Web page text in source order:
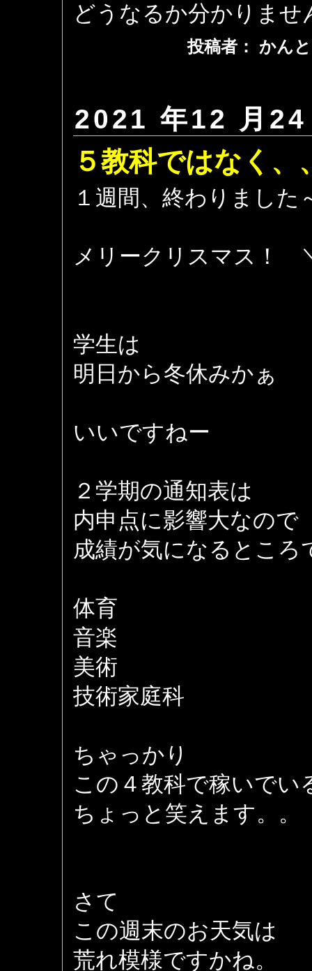
どうなるか分かりませ
投稿者： かん
2021 年12 月
５教科ではなく、
１週間、終わりました
メリークリスマス！
学生は
明日から冬休みかぁ
いいですねー
２学期の通知表は
内申点に影響大なので
成績が気になるところ
体育
音楽
美術
技術家庭科
ちゃっかり
この４教科で稼いでい
ちょっと笑えます。。
さて
この週末のお天気は
荒れ模様ですかね。